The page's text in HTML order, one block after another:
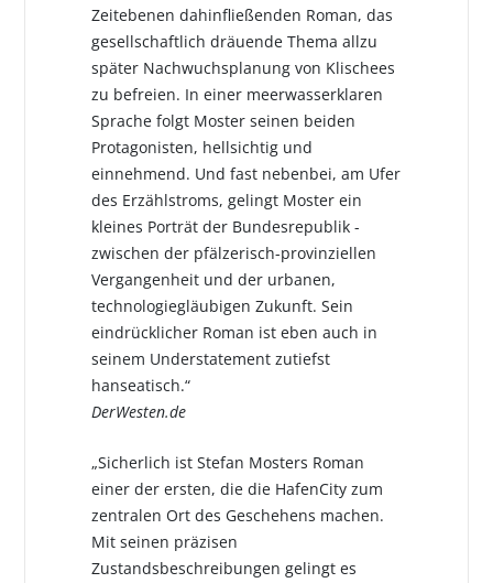
Zeitebenen dahinfließenden Roman, das
gesellschaftlich dräuende Thema allzu
später Nachwuchsplanung von Klischees
zu befreien. In einer meerwasserklaren
Sprache folgt Moster seinen beiden
Protagonisten, hellsichtig und
einnehmend. Und fast nebenbei, am Ufer
des Erzählstroms, gelingt Moster ein
kleines Porträt der Bundesrepublik -
zwischen der pfälzerisch-provinziellen
Vergangenheit und der urbanen,
technologiegläubigen Zukunft. Sein
eindrücklicher Roman ist eben auch in
seinem Understatement zutiefst
hanseatisch.“
DerWesten.de
„Sicherlich ist Stefan Mosters Roman
einer der ersten, die die HafenCity zum
zentralen Ort des Geschehens machen.
Mit seinen präzisen
Zustandsbeschreibungen gelingt es